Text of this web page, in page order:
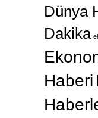
Dünya
Dakika
Haberi